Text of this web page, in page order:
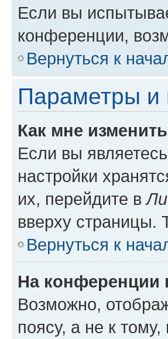
Если вы
конференции,
Вернуться к
Параметры и
Как мне
Если вы
настройки
их, перейдите в
вверху страницы.
Вернуться к
На конференции
Возможно,
поясу, а не к